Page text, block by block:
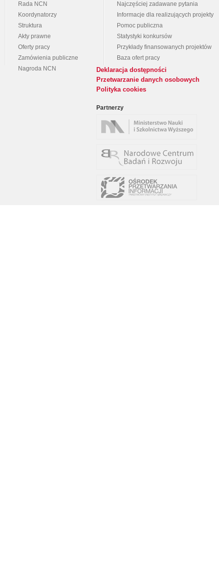
Rada NCN
Koordynatorzy
Struktura
Akty prawne
Oferty pracy
Zamówienia publiczne
Nagroda NCN
Najczęściej zadawane pytania
Informacje dla realizujących projekty
Pomoc publiczna
Statystyki konkursów
Przykłady finansowanych projektów
Baza ofert pracy
Deklaracja dostępności
Przetwarzanie danych osobowych
Polityka cookies
Partnerzy